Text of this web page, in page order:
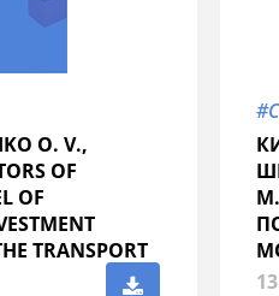
O. V.,
OF
OF
TRANSPORT
OF